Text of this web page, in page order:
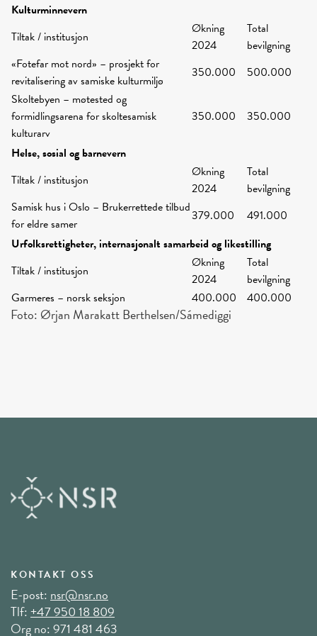
Kulturminnevern
Tiltak / institusjon
Økning
2024
Total
bevilgning
«Fotefar mot nord» – prosjekt for
revitalisering av samiske kulturmiljø
350.000
500.000
Skoltebyen – møtested og
formidlingsarena for skoltesamisk
kulturarv
350.000 350.000
Helse, sosial og barnevern
Tiltak / institusjon
Økning
2024
Total
bevilgning
Samisk hus i Oslo – Brukerrettede tilbud
for eldre samer
379.000
491.000
Urfolksrettigheter, internasjonalt samarbeid og likestilling
Tiltak / institusjon
Økning
2024
Total
bevilgning
Garmeres – norsk seksjon
400.000 400.000
Foto: Ørjan Marakatt Berthelsen/Sámediggi
KONTAKT OSS
E-post:nsr@nsr.no
Tlf:+47 950 18 809
Org no: 971 481 463